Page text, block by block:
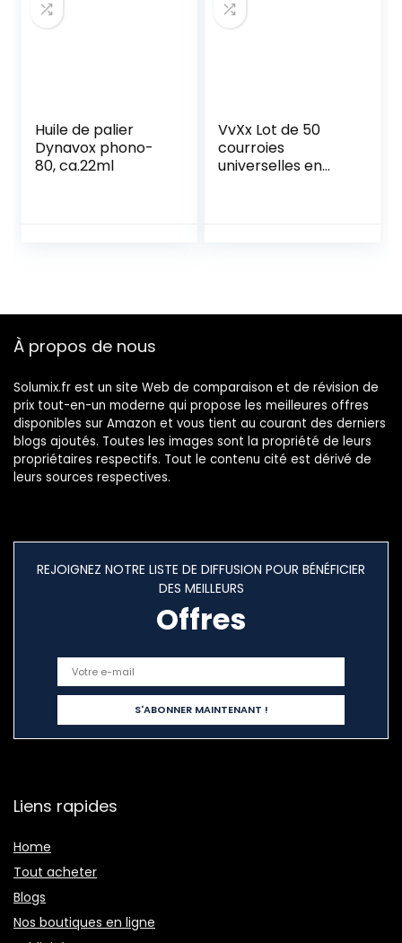
Huile de palier
Dynavox phono-
80, ca.22ml
VvXx Lot de 50
courroies
universelles en
À propos de nous
Solumix.fr est un site Web de comparaison et de révision de
prix tout-en-un moderne qui propose les meilleures offres
disponibles sur Amazon et vous tient au courant des derniers
blogs ajoutés. Toutes les images sont la propriété de leurs
propriétaires respectifs. Tout le contenu cité est dérivé de
leurs sources respectives.
REJOIGNEZ NOTRE LISTE DE DIFFUSION POUR BÉNÉFICIER
DES MEILLEURS
Offres
Liens rapides
Home
Tout acheter
Blogs
Nos boutiques en ligne